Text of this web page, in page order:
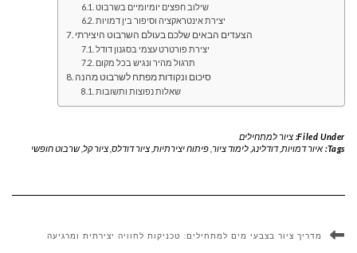
שילוב חפצים יומיומיים בשרבוט
יצירת אינטראקציה וסיפור בין דמויות
הצעדים הבאים שלכם בעולם השרבוט היצירתי
יצירת פורטרט עצמי בסגנון דודל
תרגול מהיר ונגיש בכל מקום
סיכום ונקודות מפתח לשרבוט מהנה
שאלות נפוצות ותשובות
Filed Under: ציור למתחילים
Tags: איור דמויות ,דודלינג, לימוד ציור, פיתוח יצירתיות ציור דודלס, ציור קל ,שרבוט חופשי
מדריך ציור בצבעי מים למתחילים: טכניקות לחוויה יצירתית ומרגיעה